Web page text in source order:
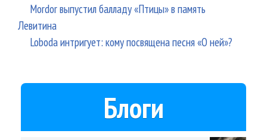
Mordor выпустил балладу «Птицы» в память
Левитина
Loboda интригует: кому посвящена песня «О ней»?
Блоги